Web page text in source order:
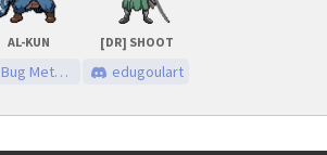
encerradas
AL-KUN
Bug Meteor
[DR] SHOOT
edugoulart